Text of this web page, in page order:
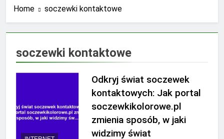
Home soczewki kontaktowe
soczewki kontaktowe
Odkryj świat soczewek
kontaktowych: Jak portal
soczewkikolorowe.pl
zmienia sposób, w jaki
widzimy świat